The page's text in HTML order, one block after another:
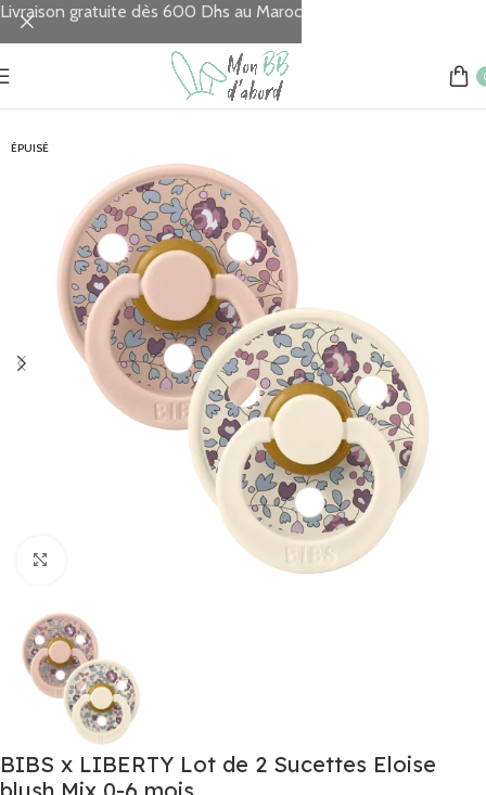
Accueil Sucettes
ÉPUISÉ
BIBS x LIBERTY Lot de 2 Sucettes Eloise
Livraison gratuite dès 600 Dhs au Maroc